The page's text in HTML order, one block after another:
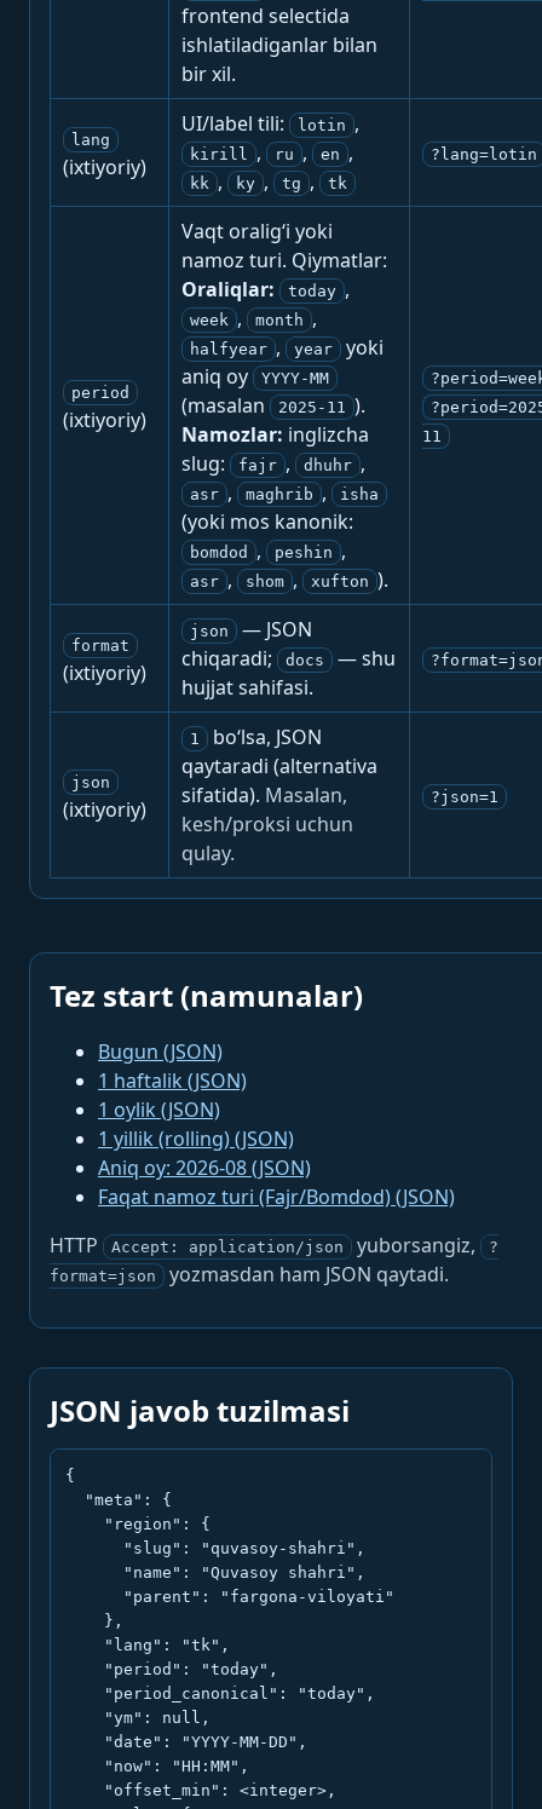
frontend selectida
ishlatiladiganlar bilan
bir xil.
lang
(ixtiyoriy)
UI/label tili: lotin ,
kirill , ru , en ,
kk , ky , tg , tk
?lang=lotin
period
(ixtiyoriy)
Vaqt oralig‘i yoki
namoz turi. Qiymatlar:
Oraliqlar:
today ,
week , month ,
halfyear , year
yoki
aniq oy
YYYY-MM
(masalan 2025-11 ).
Namozlar: inglizcha
slug:
fajr , dhuhr ,
asr , maghrib , isha
(yoki mos kanonik:
bomdod , peshin ,
asr , shom , xufton ).
11
format
(ixtiyoriy)
json
— JSON
chiqaradi;
docs
— shu
hujjat sahifasi.
json
(ixtiyoriy)
1
bo‘lsa, JSON
qaytaradi (alternativa
sifatida). Masalan,
kesh/proksi uchun
qulay.
?json=1
Tez start (namunalar)
Bugun (JSON)
1 haftalik (JSON)
1 oylik (JSON)
1 yillik (rolling) (JSON)
Aniq oy: 2026-08 (JSON)
Faqat namoz turi (Fajr/Bomdod) (JSON)
HTTP
Accept: application/json yuborsangiz,
?
format=json
yozmasdan ham JSON qaytadi.
JSON javob tuzilmasi
{
  "meta": {
    "region": {
      "slug": "quvasoy-shahri",
      "name": "Quvasoy shahri",
      "parent": "fargona-viloyati"
    },
    "lang": "tk",
    "period": "today",
    "period_canonical": "today",
    "ym": null,
    "date": "YYYY-MM-DD",
    "now": "HH:MM",
    "offset_min": <integer>,